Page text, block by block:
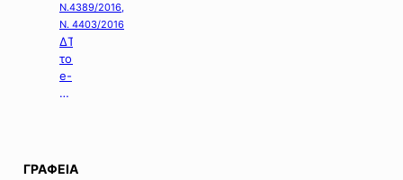
Ν.4389/2016,
Ν. 4403/2016
ΔΤ
του
e-
ΕΦΚΑ
Αδειοδωροσήμου
ΓΡΑΦΕΙΑ